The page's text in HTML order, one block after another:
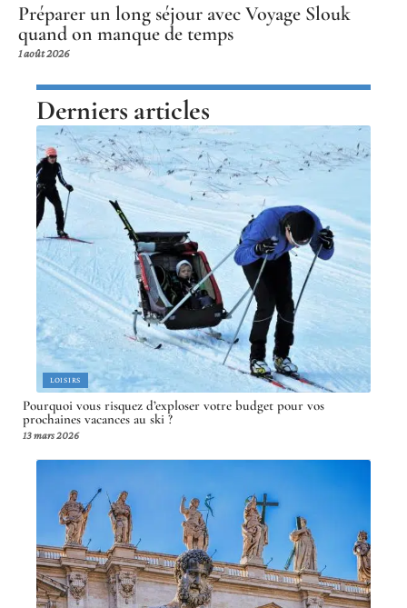
Préparer un long séjour avec Voyage Slouk
quand on manque de temps
1 août 2026
Derniers articles
LOISIRS
Pourquoi vous risquez d’exploser votre budget pour vos
prochaines vacances au ski ?
13 mars 2026